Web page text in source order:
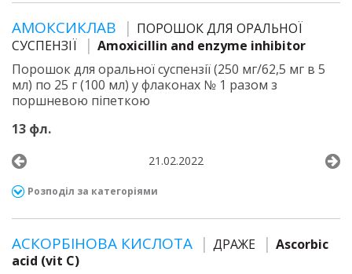
АМОКСИКЛАВ
ПОРОШОК ДЛЯ ОРАЛЬНОЇ
СУСПЕНЗІЇ
Amoxicillin and enzyme inhibitor
Порошок для оральної суспензії (250 мг/62,5 мг в 5
мл) по 25 г (100 мл) у флаконах № 1 разом з
поршневою піпеткою
13 фл.
21.02.2022
Розподіл за категоріями
АСКОРБІНОВА КИСЛОТА ДРАЖЕ
Ascorbic
acid (vit C)